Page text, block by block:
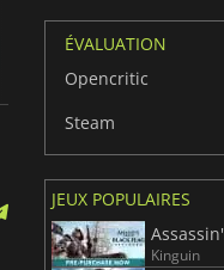
ÉVALUATION
Opencritic
Steam
JEUX POPULAIRES
Kinguin